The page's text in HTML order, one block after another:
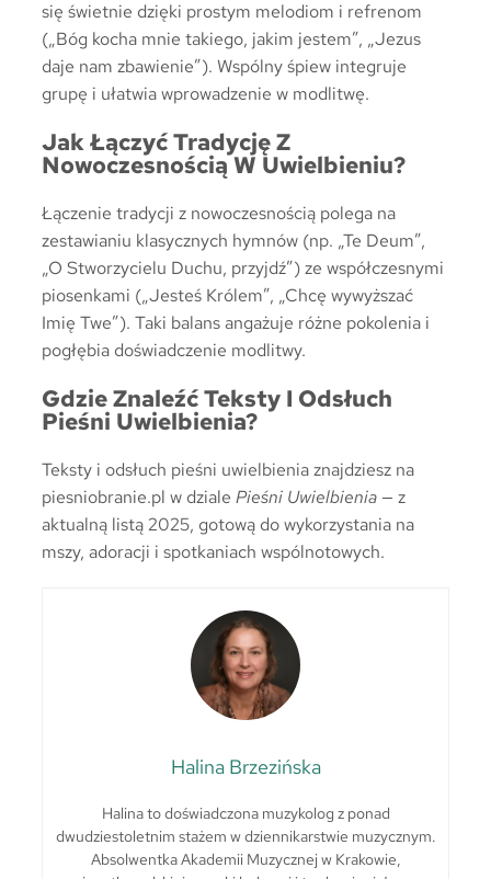
się świetnie dzięki prostym melodiom i refrenom
(„Bóg kocha mnie takiego, jakim jestem”, „Jezus
daje nam zbawienie”). Wspólny śpiew integruje
grupę i ułatwia wprowadzenie w modlitwę.
Jak Łączyć Tradycję Z
Nowoczesnością W Uwielbieniu?
Łączenie tradycji z nowoczesnością polega na
zestawianiu klasycznych hymnów (np. „Te Deum”,
„O Stworzycielu Duchu, przyjdź”) ze współczesnymi
piosenkami („Jesteś Królem”, „Chcę wywyższać
Imię Twe”). Taki balans angażuje różne pokolenia i
pogłębia doświadczenie modlitwy.
Gdzie Znaleźć Teksty I Odsłuch
Pieśni Uwielbienia?
Teksty i odsłuch pieśni uwielbienia znajdziesz na
piesniobranie.pl w dziale Pieśni Uwielbienia — z
aktualną listą 2025, gotową do wykorzystania na
mszy, adoracji i spotkaniach wspólnotowych.
Halina Brzezińska
Halina to doświadczona muzykolog z ponad
dwudziestoletnim stażem w dziennikarstwie muzycznym.
Absolwentka Akademii Muzycznej w Krakowie,